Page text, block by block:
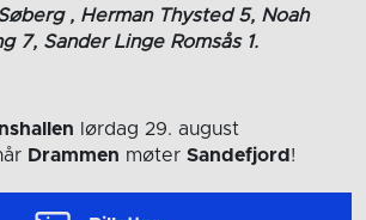
, Herman Thysted 5, Noah
7, Sander Linge Romsås 1.
lørdag 29. august
Drammen møter Sandefjord !